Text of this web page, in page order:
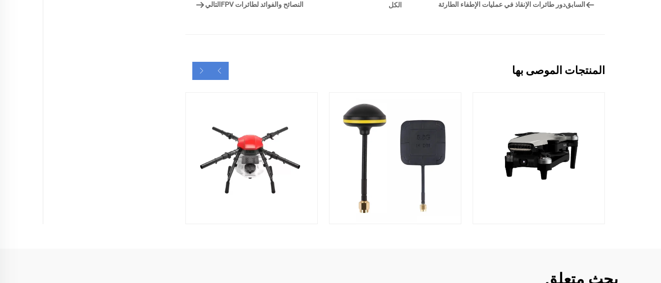
السابقدور طائرات الإنقاذ في عمليات الإطفاء الطارئة الكل النصائح والفوائد لطائرات FPV التالي
المنتجات الموصى بها
بحث متعلق